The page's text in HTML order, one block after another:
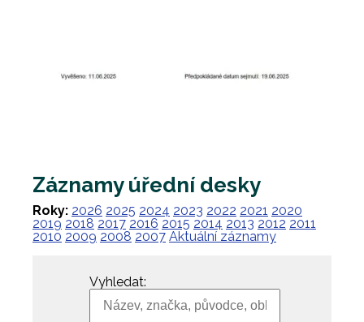
Záznamy úřední desky
Roky: 2026 2025 2024 2023 2022 2021 2020
2019 2018 2017 2016 2015 2014 2013 2012 2011
2010 2009 2008 2007 Aktuální záznamy
Vyhledat: